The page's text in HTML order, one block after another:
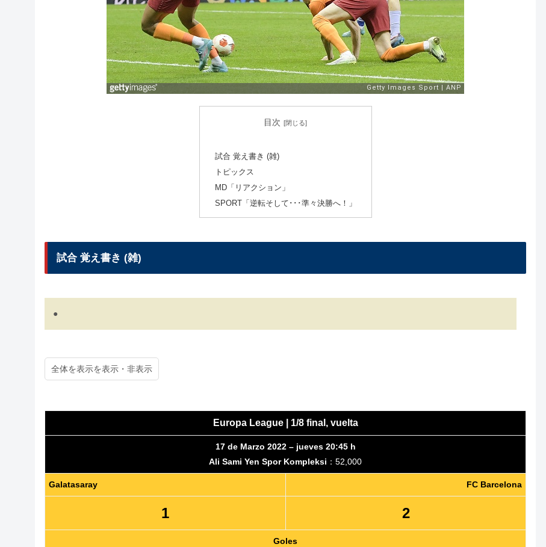
目次
試合 覚え書き (雑)
トピックス
MD「リアクション」
SPORT「逆転そして･･･準々決勝へ！」
試合 覚え書き (雑)
●
全体を表示
Europa League | 1/8 final, vuelta
17 de Marzo 2022 – jueves 20:45 h
Ali Sami Yen Spor Kompleksi ：52,000
Galatasaray FC Barcelona
1 2
Goles